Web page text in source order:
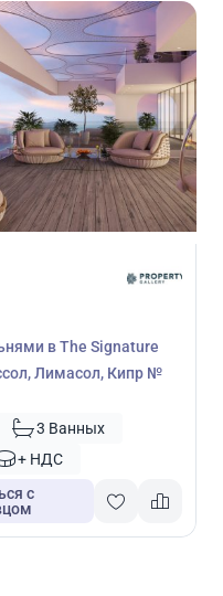
в The Signature
Лимасол, Кипр №
3 Ванных
+ НДС
с